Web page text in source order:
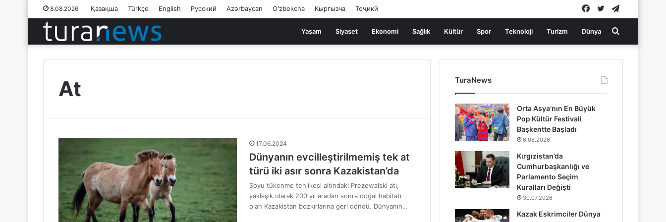
8.08.2026 Қазақша Türkçe English Русский Azərbaycan Oʻzbekcha Кыргызча Тоҷикӣ Twitter
Facebook
Yaşam Siyaset Ekonomi Sağlık Kültür Spor Teknoloji Turizm Dünya Arama
yap
At
17.06.2024
Dünyanın evcilleştirilmemiş tek at
türü iki asır sonra Kazakistan’da
Soyu tükenme tehlikesi altındaki Prezewalski atı,
yaklaşık olarak 200 yıl aradan sonra doğal habitatı
olan Kazakistan bozkırlarına geri döndü. Dünyanın…
TuraNews
Orta Asya’nın En Büyük
Pop Kültür Festivali
Başkentte Başladı
6.08.2026
Kırgızistan’da
Cumhurbaşkanlığı ve
Parlamento Seçim
Kuralları Değişti
30.07.2026
Kazak Eskrimciler Dünya